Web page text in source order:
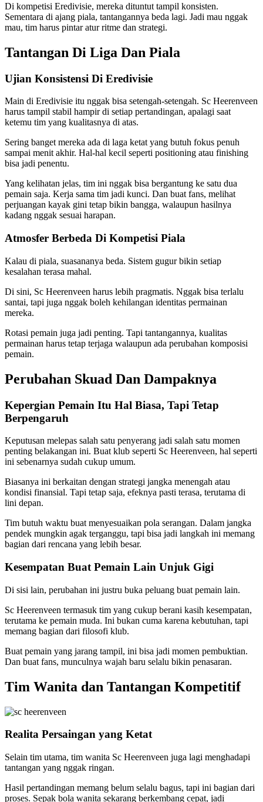
Di kompetisi Eredivisie, mereka dituntut tampil konsisten.
Sementara di ajang piala, tantangannya beda lagi. Jadi mau nggak
mau, tim harus pintar atur ritme dan strategi.
Tantangan Di Liga Dan Piala
Ujian Konsistensi Di Eredivisie
Main di Eredivisie itu nggak bisa setengah-setengah. Sc Heerenveen
harus tampil stabil hampir di setiap pertandingan, apalagi saat
ketemu tim yang kualitasnya di atas.
Sering banget mereka ada di laga ketat yang butuh fokus penuh
sampai menit akhir. Hal-hal kecil seperti positioning atau finishing
bisa jadi penentu.
Yang kelihatan jelas, tim ini nggak bisa bergantung ke satu dua
pemain saja. Kerja sama tim jadi kunci. Dan buat fans, melihat
perjuangan kayak gini tetap bikin bangga, walaupun hasilnya
kadang nggak sesuai harapan.
Atmosfer Berbeda Di Kompetisi Piala
Kalau di piala, suasananya beda. Sistem gugur bikin setiap
kesalahan terasa mahal.
Di sini, Sc Heerenveen harus lebih pragmatis. Nggak bisa terlalu
santai, tapi juga nggak boleh kehilangan identitas permainan
mereka.
Rotasi pemain juga jadi penting. Tapi tantangannya, kualitas
permainan harus tetap terjaga walaupun ada perubahan komposisi
pemain.
Perubahan Skuad Dan Dampaknya
Kepergian Pemain Itu Hal Biasa, Tapi Tetap
Berpengaruh
Keputusan melepas salah satu penyerang jadi salah satu momen
penting belakangan ini. Buat klub seperti Sc Heerenveen, hal seperti
ini sebenarnya sudah cukup umum.
Biasanya ini berkaitan dengan strategi jangka menengah atau
kondisi finansial. Tapi tetap saja, efeknya pasti terasa, terutama di
lini depan.
Tim butuh waktu buat menyesuaikan pola serangan. Dalam jangka
pendek mungkin agak terganggu, tapi bisa jadi langkah ini memang
bagian dari rencana yang lebih besar.
Kesempatan Buat Pemain Lain Unjuk Gigi
Di sisi lain, perubahan ini justru buka peluang buat pemain lain.
Sc Heerenveen termasuk tim yang cukup berani kasih kesempatan,
terutama ke pemain muda. Ini bukan cuma karena kebutuhan, tapi
memang bagian dari filosofi klub.
Buat pemain yang jarang tampil, ini bisa jadi momen pembuktian.
Dan buat fans, munculnya wajah baru selalu bikin penasaran.
Tim Wanita dan Tantangan Kompetitif
Realita Persaingan yang Ketat
Selain tim utama, tim wanita Sc Heerenveen juga lagi menghadapi
tantangan yang nggak ringan.
Hasil pertandingan memang belum selalu bagus, tapi ini bagian dari
proses. Sepak bola wanita sekarang berkembang cepat, jadi